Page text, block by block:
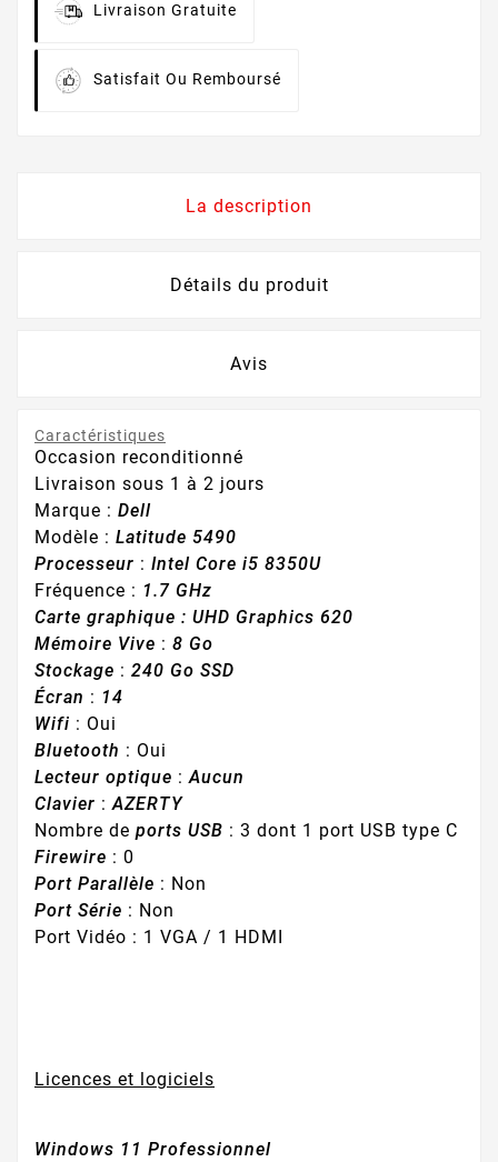
Livraison Gratuite
Satisfait Ou Remboursé
La description
Détails du produit
Avis
Caractéristiques
Occasion reconditionné
Livraison sous 1 à 2 jours
Marque : Dell
Modèle : Latitude 5490
Processeur : Intel Core i5 8350U
Fréquence : 1.7 GHz
Carte graphique : UHD Graphics 620
Mémoire Vive : 8 Go
Stockage : 240 Go SSD
Écran : 14
Wifi : Oui
Bluetooth : Oui
Lecteur optique :Aucun
Clavier :AZERTY
Nombre de ports USB : 3 dont 1 port USB type C
Firewire : 0
Port Parallèle : Non
Port Série : Non
Port Vidéo : 1 VGA / 1 HDMI
Licences et logiciels
Windows 11 Professionnel